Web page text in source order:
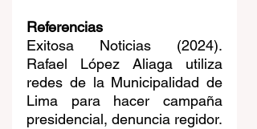
Referencias
Exitosa Noticias (2024).
Rafael López Aliaga utiliza
redes de la Municipalidad de
Lima para hacer campaña
presidencial, denuncia regidor.